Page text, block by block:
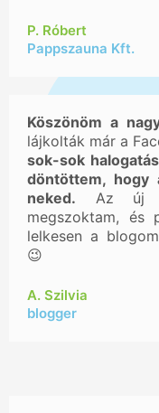
P. Róbert
Pappszauna Kft.
Köszönöm a
lájkolták már a
sok-sok
döntöttem, hogy
neked. Az új
megszoktam, és
lelkesen a
😉
A. Szilvia
blogger